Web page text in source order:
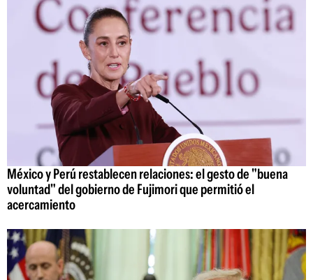
México y Perú restablecen relaciones: el gesto de "buena
voluntad" del gobierno de Fujimori que permitió el
acercamiento